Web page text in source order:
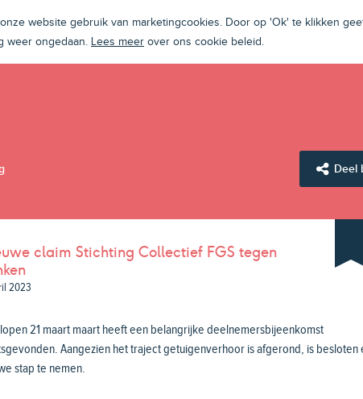
website gebruik van marketingcookies. Door op 'Ok' te klikken
weer ongedaan. Lees meer over ons cookie beleid.
Deel
claim Stichting Collectief FGS tegen
2023
21 maart maart heeft een belangrijke deelnemersbijeenkomst
Aangezien het traject getuigenverhoor is afgerond, is besloten
stap te nemen.